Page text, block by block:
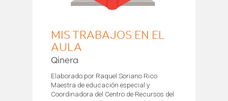
MIS TRABAJOS EN EL
AULA
Qinera
Elaborado por Raquel Soriano Rico
Maestra de educación especial y
Coordinadora del Centro de Recursos del